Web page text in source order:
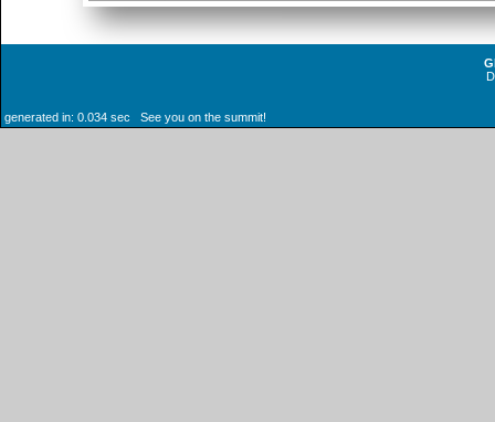
generated in: 0.034 sec See you on the summit!